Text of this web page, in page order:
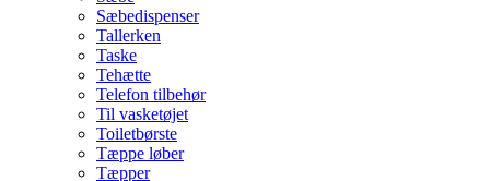
Sæbedispenser
Tallerken
Taske
Tehætte
Telefon tilbehør
Til vasketøjet
Toiletbørste
Tæppe løber
Tæpper